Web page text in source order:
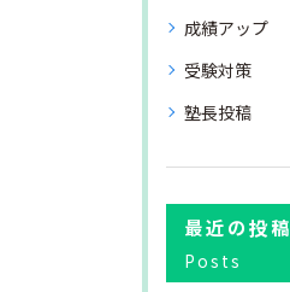
成績アップ
受験対策
塾長投稿
最近の投稿
Posts